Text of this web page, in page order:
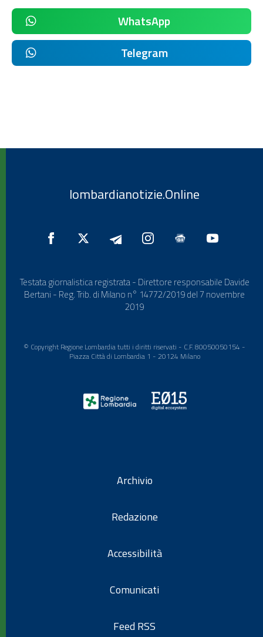
WhatsApp
Telegram
lombardianotizie.Online
Testata giornalistica registrata - Direttore responsabile Davide
Bertani - Reg. Trib. di Milano n° 14772/2019 del 7 novembre
2019
© Copyright Regione Lombardia tutti i diritti riservati - C.F. 80050050154 -
Piazza Città di Lombardia 1 - 20124 Milano
Archivio
Redazione
Accessibilità
Comunicati
Feed RSS